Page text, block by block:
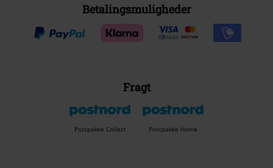
Betalingsmuligheder
Fragt
Postpakke Collect Postpakke Home